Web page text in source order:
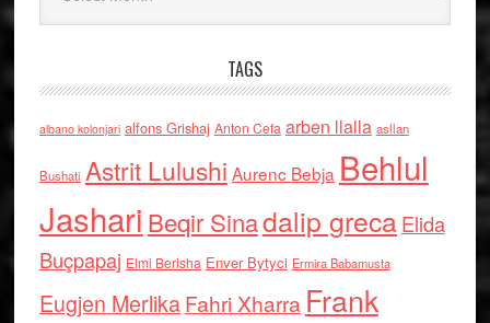
TAGS
albano kolonjari alfons Grishaj Anton Cefa arben llalla asllan
Bushati Astrit Lulushi Aurenc Bebja Behlul
Jashari Beqir Sinadalip grecaElida
Buçpapaj Elmi Berisha Enver Bytyci Ermira Babamusta
Eugjen MerlikaFahri Xharra Frank